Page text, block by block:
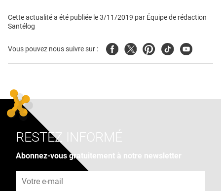
Cette actualité a été publiée le3/11/2019 par Équipe de rédaction
Santélog
Vous pouvez nous suivre sur : FacebookTwitterPinterest
TiktokYoutube
RESTEZ INFORMÉ
Abonnez-vous gratuitement à notre newsletter